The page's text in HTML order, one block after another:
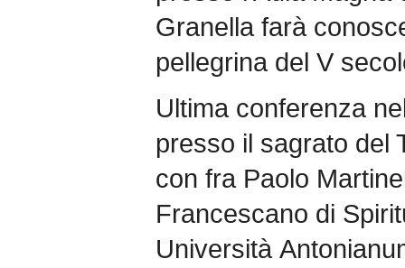
Granella farà
pellegrina del V
Ultima conferenza
presso il sagrato del
con fra Paolo
Francescano di
Università